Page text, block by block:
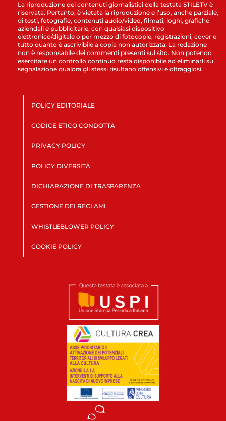
La riproduzione dei contenuti giornalistici della testata STILETV è
riservata. Pertanto, è vietata la riproduzione e l’uso, anche parziale,
di testi, fotografie, contenuti audio/video, filmati, loghi, grafiche
aziendali e pubblicitarie, con qualsiasi dispositivo
elettronico/digitale o per mezzo di fotocopie, registrazioni, cover e
tutto quanto è ascrivibile a copia non autorizzata. La redazione
non è responsabile dei commenti presenti sul sito. Non potendo
esercitare un controllo continuo resta disponibile ad eliminarli su
segnalazione qualora gli stessi risultano offensivi e oltraggiosi.
POLICY EDITORIALE
CODICE ETICO CONDOTTA
PRIVACY POLICY
POLICY DIVERSITÀ
DICHIARAZIONE DI TRASPARENZA
GESTIONE DEI RECLAMI
WHISTLEBLOWER POLICY
COOKIE POLICY